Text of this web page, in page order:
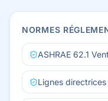
NORMES
ASHRAE 62.1
Lignes